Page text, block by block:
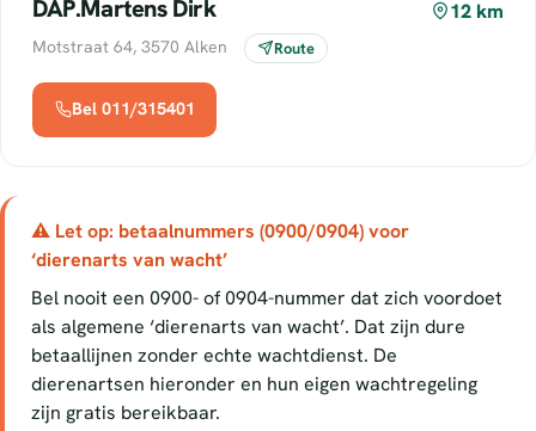
DAP.Martens Dirk 12 km
Motstraat 64, 3570 Alken Route
Bel 011/315401
⚠ Let op: betaalnummers (0900/0904) voor
‘dierenarts van wacht’
Bel nooit een 0900- of 0904-nummer dat zich voordoet
als algemene ‘dierenarts van wacht’. Dat zijn dure
betaallijnen zonder echte wachtdienst. De
dierenartsen hieronder en hun eigen wachtregeling
zijn gratis bereikbaar.